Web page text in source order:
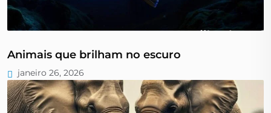
Animais que brilham no escuro
janeiro 26, 2026